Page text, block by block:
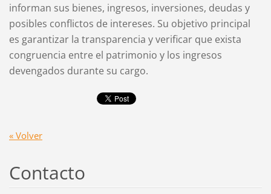
informan sus bienes, ingresos, inversiones, deudas y
posibles conflictos de intereses. Su objetivo principal
es garantizar la transparencia y verificar que exista
congruencia entre el patrimonio y los ingresos
devengados durante su cargo.
« Volver
Contacto